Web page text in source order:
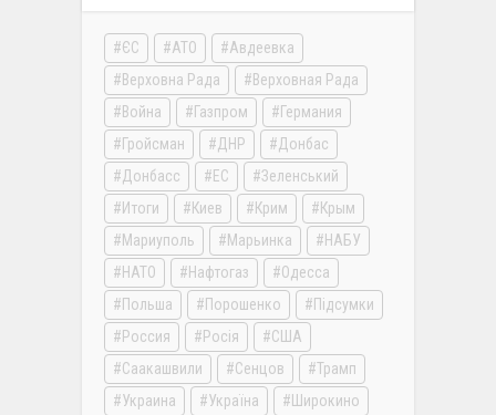
ЄС АТО
Авдеевка
Верховна Рада
Верховная Рада
Война
Газпром
Германия
Гройсман
ДНР
Донбас
Донбасс
ЕС
Зеленський
Итоги
Киев Крим
Крым
Мариуполь
Марьинка
НАБУ
НАТО
Нафтогаз
Одесса
Польша
Порошенко
Підсумки
Россия
Росія
США
Саакашвили
Сенцов
Трамп
Украина
Україна Широкино